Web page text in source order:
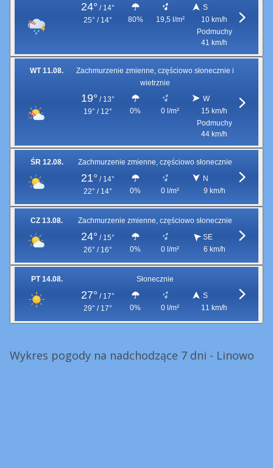
24° / 14°
25° / 14°
80% 19,5 l/m²
S
10 km/h
Podmuchy
41 km/h
WT 11.08.
Zachmurzenie zmienne, częściowo słonecznie i
wietrznie
19° / 13°
19° / 12°
0% 0 l/m²
W
15 km/h
Podmuchy
44 km/h
ŚR 12.08. Zachmurzenie zmienne, częściowo słonecznie
21° / 14°
22° / 14°
0% 0 l/m²
N
9 km/h
CZ 13.08. Zachmurzenie zmienne, częściowo słonecznie
24° / 15°
26° / 16°
0% 0 l/m²
SE
6 km/h
PT 14.08. Słonecznie
27° / 17°
29° / 17°
0% 0 l/m²
S
11 km/h
Wykres pogody na nadchodzące 7 dni - Linowo